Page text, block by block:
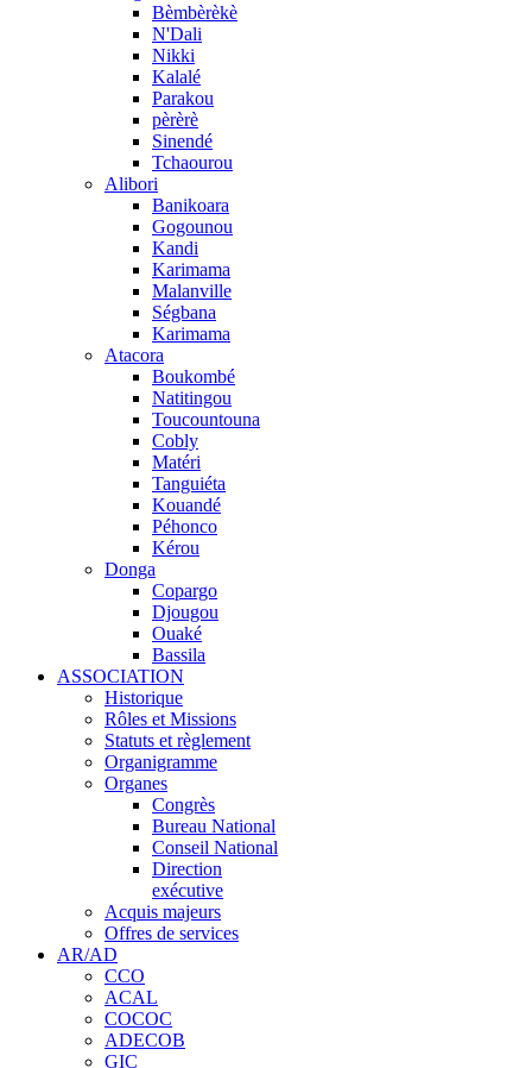
Bèmbèrèkè
N'Dali
Nikki
Kalalé
Parakou
pèrèrè
Sinendé
Tchaourou
Alibori
Banikoara
Gogounou
Kandi
Karimama
Malanville
Ségbana
Karimama
Atacora
Boukombé
Natitingou
Toucountouna
Cobly
Matéri
Tanguiéta
Kouandé
Péhonco
Kérou
Donga
Copargo
Djougou
Ouaké
Bassila
ASSOCIATION
Historique
Rôles et Missions
Statuts et règlement
Organigramme
Organes
Congrès
Bureau National
Conseil National
Direction
exécutive
Acquis majeurs
Offres de services
AR/AD
CCO
ACAL
COCOC
ADECOB
GIC